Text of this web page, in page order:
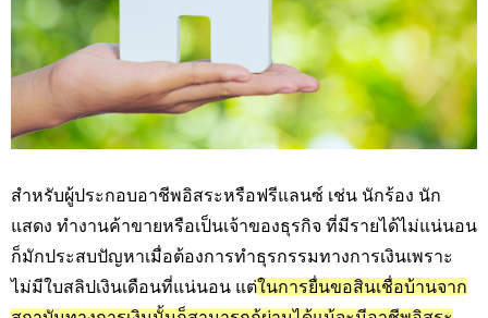
สำหรับผู้ประกอบอาชีพอิสระหรือฟรีแลนซ์ เช่น นักร้อง นัก
แสดง ทำงานค้าขายหรือเป็นเจ้าของธุรกิจ ที่มีรายได้ไม่แน่นอน
ก็มักประสบปัญหาเมื่อต้องการทำธุรกรรมทางการเงินเพราะ
ไม่มีใบสลิปเงินเดือนที่แน่นอน แต่ในการยื่นขอสินเชื่อบ้านจาก